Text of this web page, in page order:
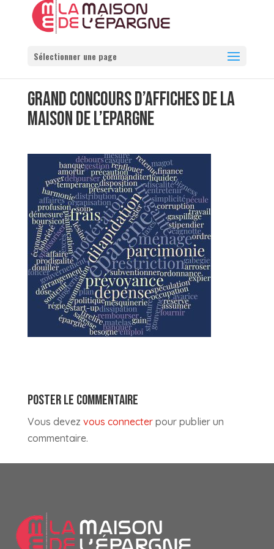
Sélectionner une page
GRAND CONCOURS D’AFFICHES DE LA
MAISON DE L’EPARGNE
POSTER LE COMMENTAIRE
Vous devez vous connecterpour publier un
commentaire.